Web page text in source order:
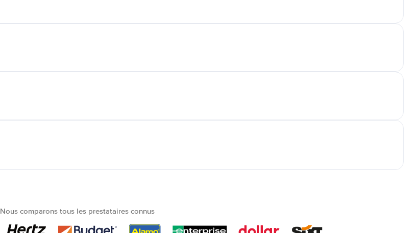
Nous comparons tous les prestataires connus